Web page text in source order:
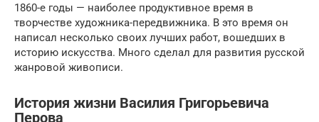
1860-е годы — наиболее продуктивное время в
творчестве художника-передвижника. В это время он
написал несколько своих лучших работ, вошедших в
историю искусства. Много сделал для развития русской
жанровой живописи.
История жизни Василия Григорьевича
Перова